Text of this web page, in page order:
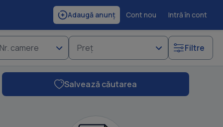
Adaugă anunț Cont nou Intră în cont
Nr. camere Preț Filtre
Salvează căutarea